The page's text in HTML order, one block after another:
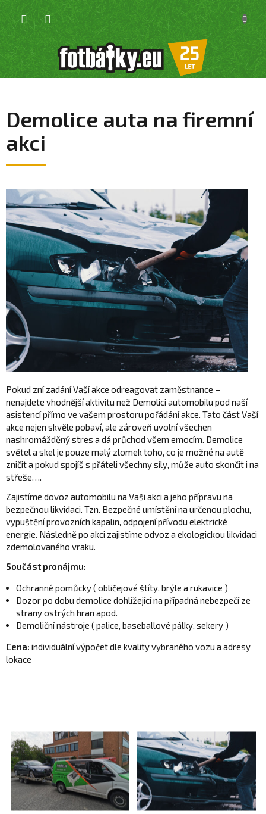
Přejít
obsah
KOŠÍK
Demolice auta na firemní
akci
Pokud zní zadání Vaší akce odreagovat zaměstnance –
nenajdete vhodnější aktivitu než Demolici automobilu pod naší
asistencí přímo ve vašem prostoru pořádání akce. Tato část Vaší
akce nejen skvěle pobaví, ale zároveň uvolní všechen
nashromážděný stres a dá průchod všem emocím. Demolice
světel a skel je pouze malý zlomek toho, co je možné na autě
zničit a pokud spojíš s přáteli všechny síly, může auto skončit i na
střeše….
Zajistíme dovoz automobilu na Vaši akci a jeho přípravu na
bezpečnou likvidaci. Tzn. Bezpečné umístění na určenou plochu,
vypuštění provozních kapalin, odpojení přívodu elektrické
energie. Následně po akci zajistíme odvoz a ekologickou likvidaci
zdemolovaného vraku.
Součást pronájmu:
Ochranné pomůcky ( obličejové štíty, brýle a rukavice )
Dozor po dobu demolice dohlížející na případná nebezpečí ze
strany ostrých hran apod.
Demoliční nástroje ( palice, baseballové pálky, sekery )
Cena: individuální výpočet dle kvality vybraného vozu a adresy
lokace